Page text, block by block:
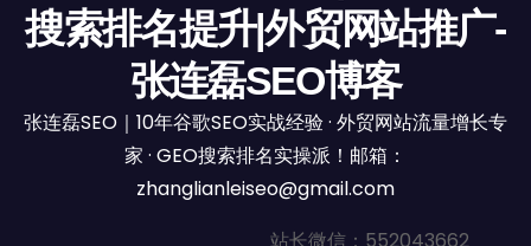
搜索排名提升|外贸网站推广-
张连磊SEO博客
张连磊SEO｜10年谷歌SEO实战经验 · 外贸网站流量增长专
家 · GEO搜索排名实操派！邮箱：
zhanglianleiseo@gmail.com